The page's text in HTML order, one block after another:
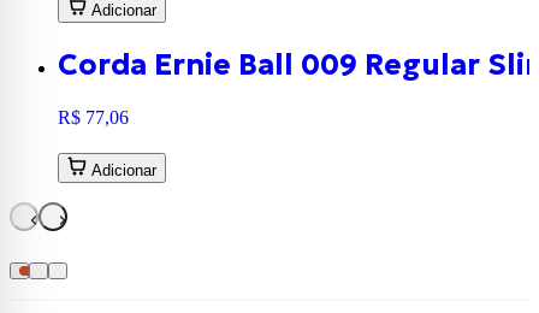
Adicionar
Corda Ernie Ball 009 Regular
R$ 77,06
Adicionar